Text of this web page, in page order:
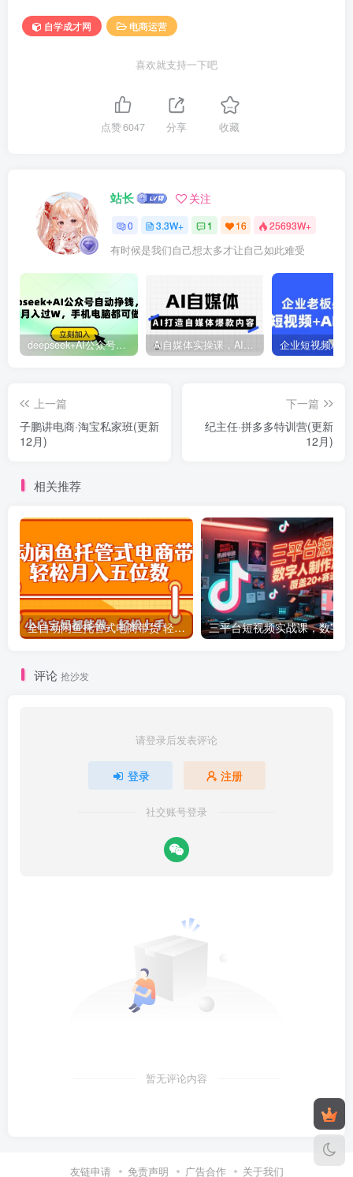
自学成才网 电商运营
喜欢就支持一下吧
点赞6047 分享 收藏
站长 关注
0 3.3W+ 1 16 25693W+
有时候是我们自己想太多才让自己如此难受
deepseek+AI公众号自动挣钱，轻松月入过W，手机电脑都可做
上一篇
子鹏讲电商·淘宝私家班(更新
12月)
下一篇
纪主任·拼多多特训营(更新
12月)
相关推荐
全自动闲鱼托管式电商带货 轻松实现月入五位数
评论 抢沙发
请登录后发表评论
登录 注册
社交账号登录
暂无评论内容
友链申请 免责声明 广告合作 关于我们